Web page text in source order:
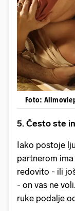
Foto:
5. Često ste
Iako postoje
partnerom ima
redovito - ili
- on vas ne
ruke podalje